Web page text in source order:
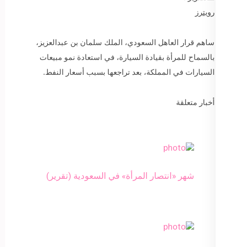
رويترز
ساهم قرار العاهل السعودي، الملك سلمان بن عبدالعزيز،
بالسماح للمرأة بقيادة السيارة، في استعادة نمو مبيعات
السيارات في المملكة، بعد تراجعها بسبب أسعار النفط.
أخبار متعلقة
شهر «انتصار المرأة» في السعودية (تقرير)